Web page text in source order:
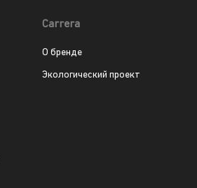
Carrera
О бренде
Экологический проект